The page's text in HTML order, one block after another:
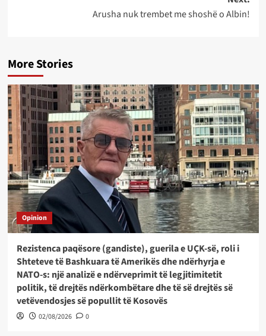
Arusha nuk trembet me shoshë o Albin!
More Stories
Opinion
Rezistenca paqësore (gandiste), guerila e UÇK-së, roli i
Shteteve të Bashkuara të Amerikës dhe ndërhyrja e
NATO-s: një analizë e ndërveprimit të legjitimitetit
politik, të drejtës ndërkombëtare dhe të së drejtës së
vetëvendosjes së popullit të Kosovës
02/08/2026 0